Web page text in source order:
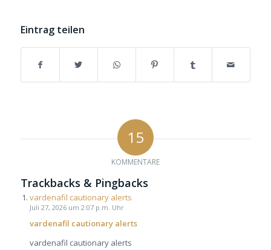
Eintrag teilen
15
KOMMENTARE
Trackbacks & Pingbacks
vardenafil cautionary alerts
Juli 27, 2026 um 2:07 p.m. Uhr
vardenafil cautionary alerts
vardenafil cautionary alerts